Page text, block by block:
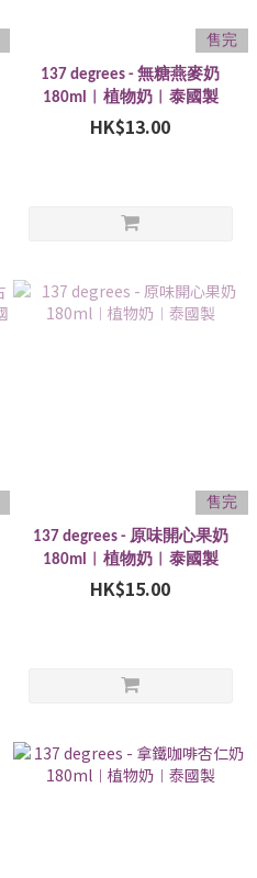
售完
137 degrees - 無糖燕麥奶
180ml︱植物奶︱泰國製
HK$13.00
售完
137 degrees - 原味開心果奶
180ml︱植物奶︱泰國製
HK$15.00